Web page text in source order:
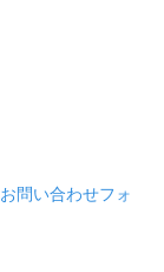
お問い合わせフォ